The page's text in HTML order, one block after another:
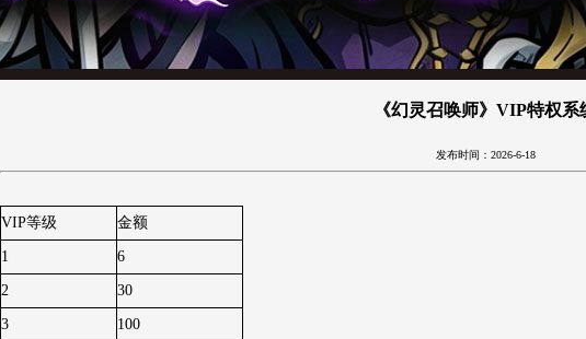
《幻灵召唤师》VIP特权系
发布时间：2026-6-18
VIP等级 金额
1 6
2 30
3 100